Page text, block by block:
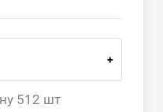
+
512 шт